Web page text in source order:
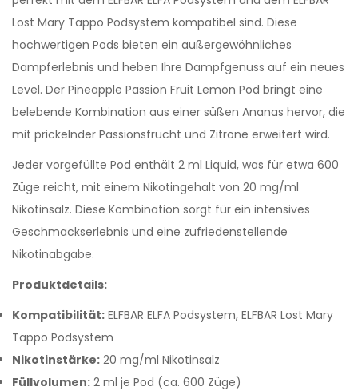
Lost Mary Tappo Podsystem kompatibel sind. Diese
hochwertigen Pods bieten ein außergewöhnliches
Dampferlebnis und heben Ihre Dampfgenuss auf ein neues
Level. Der Pineapple Passion Fruit Lemon Pod bringt eine
belebende Kombination aus einer süßen Ananas hervor, die
mit prickelnder Passionsfrucht und Zitrone erweitert wird.
Jeder vorgefüllte Pod enthält 2 ml Liquid, was für etwa 600
Züge reicht, mit einem Nikotingehalt von 20 mg/ml
Nikotinsalz. Diese Kombination sorgt für ein intensives
Geschmackserlebnis und eine zufriedenstellende
Nikotinabgabe.
Produktdetails:
Kompatibilität: ELFBAR ELFA Podsystem, ELFBAR Lost Mary
Tappo Podsystem
Nikotinstärke: 20 mg/ml Nikotinsalz
Füllvolumen: 2 ml je Pod (ca. 600 Züge)